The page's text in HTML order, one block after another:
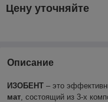
Цену уточняйте
Описание
ИЗОБЕНТ – это
мат , состоящий из 3-х